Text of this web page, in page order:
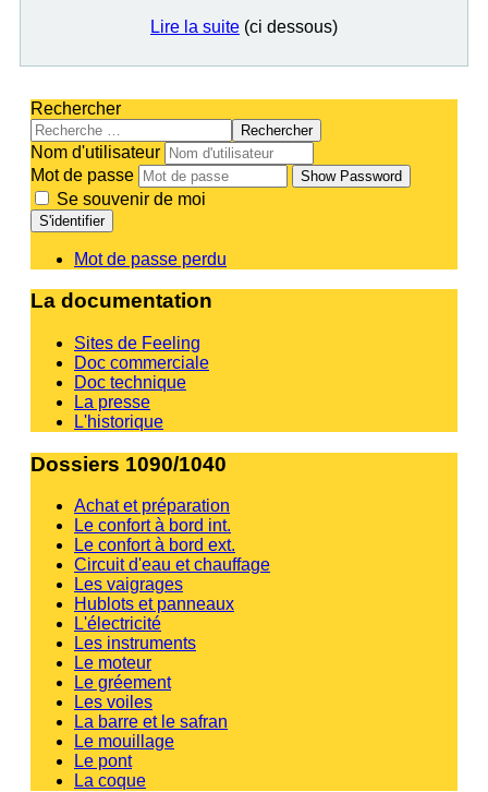
Lire la suite (ci dessous)
Rechercher
Rechercher
Nom d'utilisateur
Mot de passe
Show Password
Se souvenir de moi
S'identifier
Mot de passe perdu
La documentation
Sites de Feeling
Doc commerciale
Doc technique
La presse
L'historique
Dossiers 1090/1040
Achat et préparation
Le confort à bord int.
Le confort à bord ext.
Circuit d'eau et chauffage
Les vaigrages
Hublots et panneaux
L'électricité
Les instruments
Le moteur
Le gréement
Les voiles
La barre et le safran
Le mouillage
Le pont
La coque